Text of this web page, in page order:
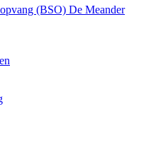
(BSO) De Meander